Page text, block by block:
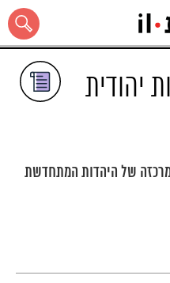
יהודית
של היהדות המתחדשת